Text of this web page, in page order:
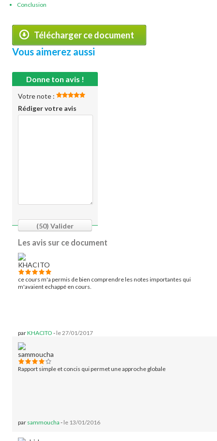
Conclusion
Télécharger ce document
Vous aimerez aussi
Donne ton avis !
Votre note :
Rédiger votre avis
(50) Valider
Les avis sur ce document
ce cours m'a permis de bien comprendre les notes importantes qui
m'avaient echappé en cours.
parKHACITO - le 27/01/2017
Rapport simple et concis qui permet une approche globale
par sammoucha - le 13/01/2016